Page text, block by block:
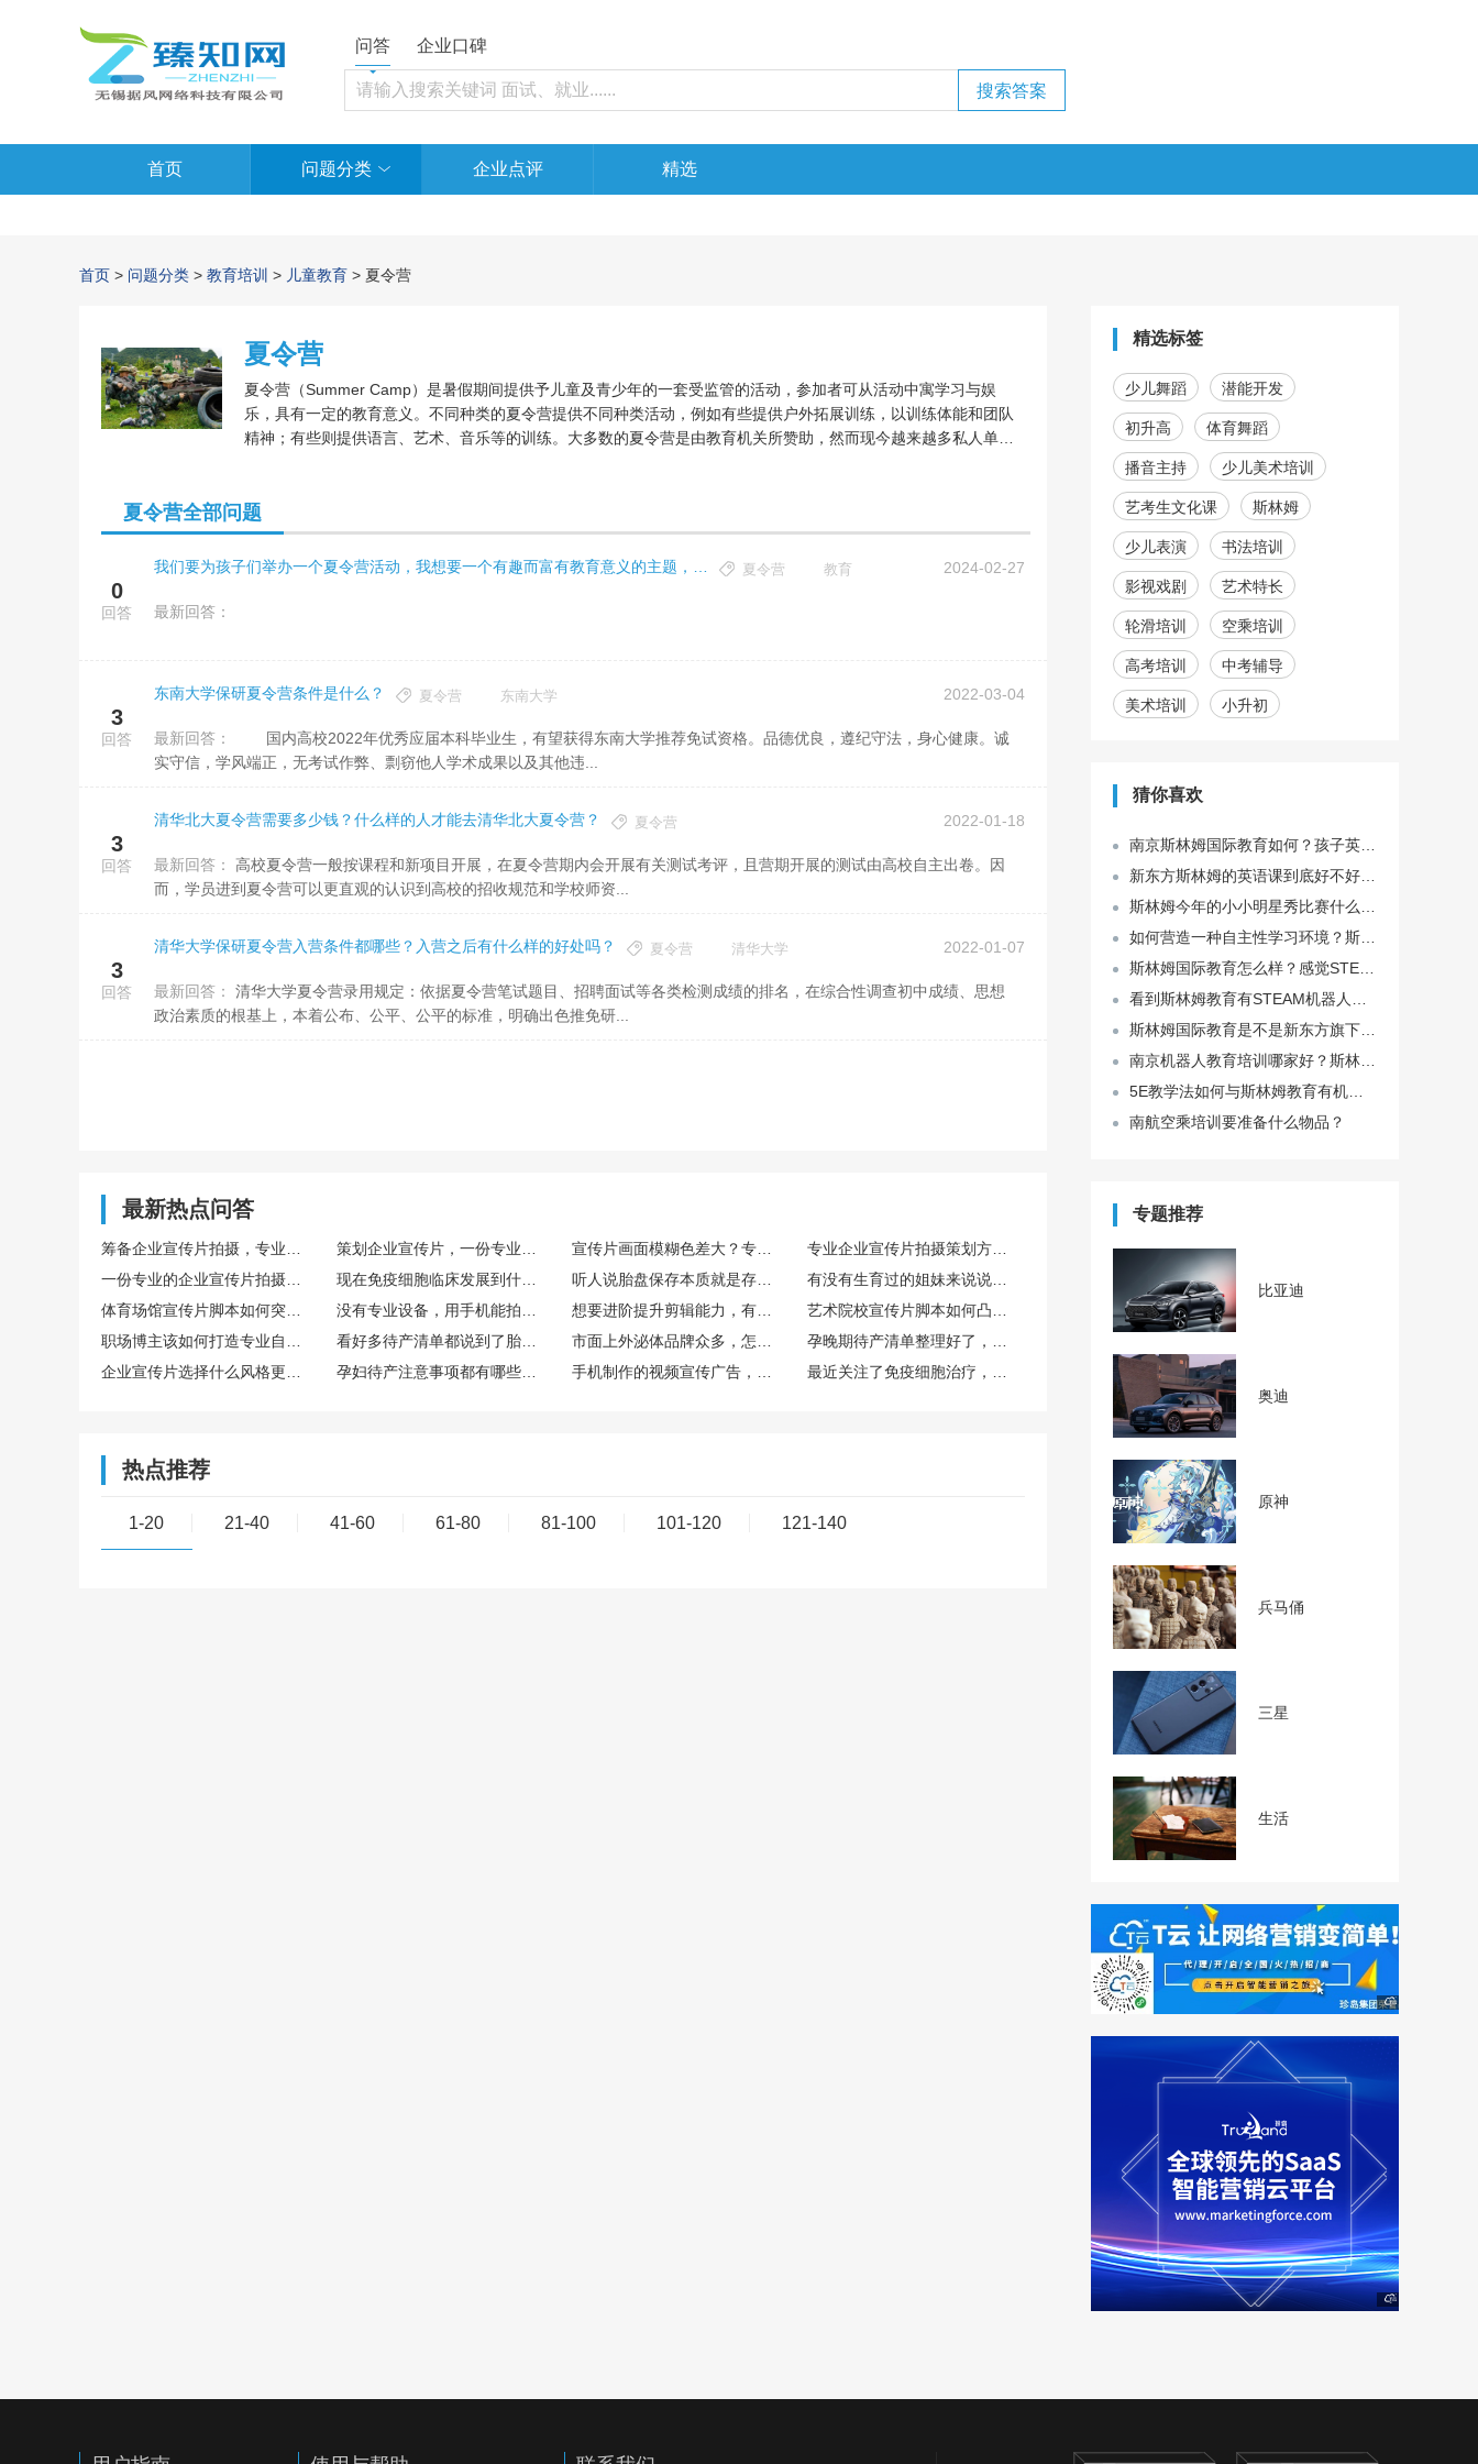
问答 企业口碑
首页 问题分类 企业点评 精选
首页 > 问题分类 > 教育培训 > 儿童教育 > 夏令营
夏令营
夏令营（Summer Camp）是暑假期间提供予儿童及青少年的一套受监管的活动，参加者可从活动中寓学习与娱
乐，具有一定的教育意义。不同种类的夏令营提供不同种类活动，例如有些提供户外拓展训练，以训练体能和团队
精神；有些则提供语言、艺术、音乐等的训练。大多数的夏令营是由教育机关所赞助，然而现今越来越多私人单位
夏令营全部问题
0
回答
2024-02-27
夏令营 教育
最新回答：
3
回答
东南大学保研夏令营条件是什么？ 2022-03-04
夏令营 东南大学
最新回答：
实守信，学风端正，无考试作弊、剽窃他人学术成果以及其他违...
3
回答
清华北大夏令营需要多少钱？什么样的人才能去清华北大夏令营？ 2022-01-18
夏令营
最新回答：
而，学员进到夏令营可以更直观的认识到高校的招收规范和学校师资...
3
回答
清华大学保研夏令营入营条件都哪些？入营之后有什么样的好处吗？ 2022-01-07
夏令营 清华大学
最新回答：
政治素质的根基上，本着公布、公平、公平的标准，明确出色推免研...
精选标签
少儿舞蹈 潜能开发
初升高 体育舞蹈
播音主持 少儿美术培训
艺考生文化课 斯林姆
少儿表演 书法培训
影视戏剧 艺术特长
轮滑培训 空乘培训
高考培训 中考辅导
美术培训 小升初
猜你喜欢
南航空乘培训要准备什么物品？
专题推荐
比亚迪
奥迪
原神
兵马俑
三星
生活
最新热点问答
热点推荐
1-20 21-40 41-60 61-80 81-100 101-120 121-140